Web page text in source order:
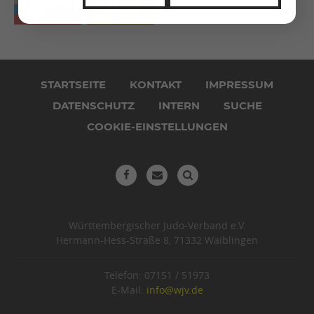
überspringen
STARTSEITE KONTAKT
IMPRESSUM
DATENSCHUTZ
INTERN
SUCHE
COOKIE-EINSTELLUNGEN
Württembergischer Judo-Verband e.V.
Hermann-Hess-Straße 8, 71332 Waiblingen
Telefon: 07151 / 51973
E-Mail: info@wjv.de